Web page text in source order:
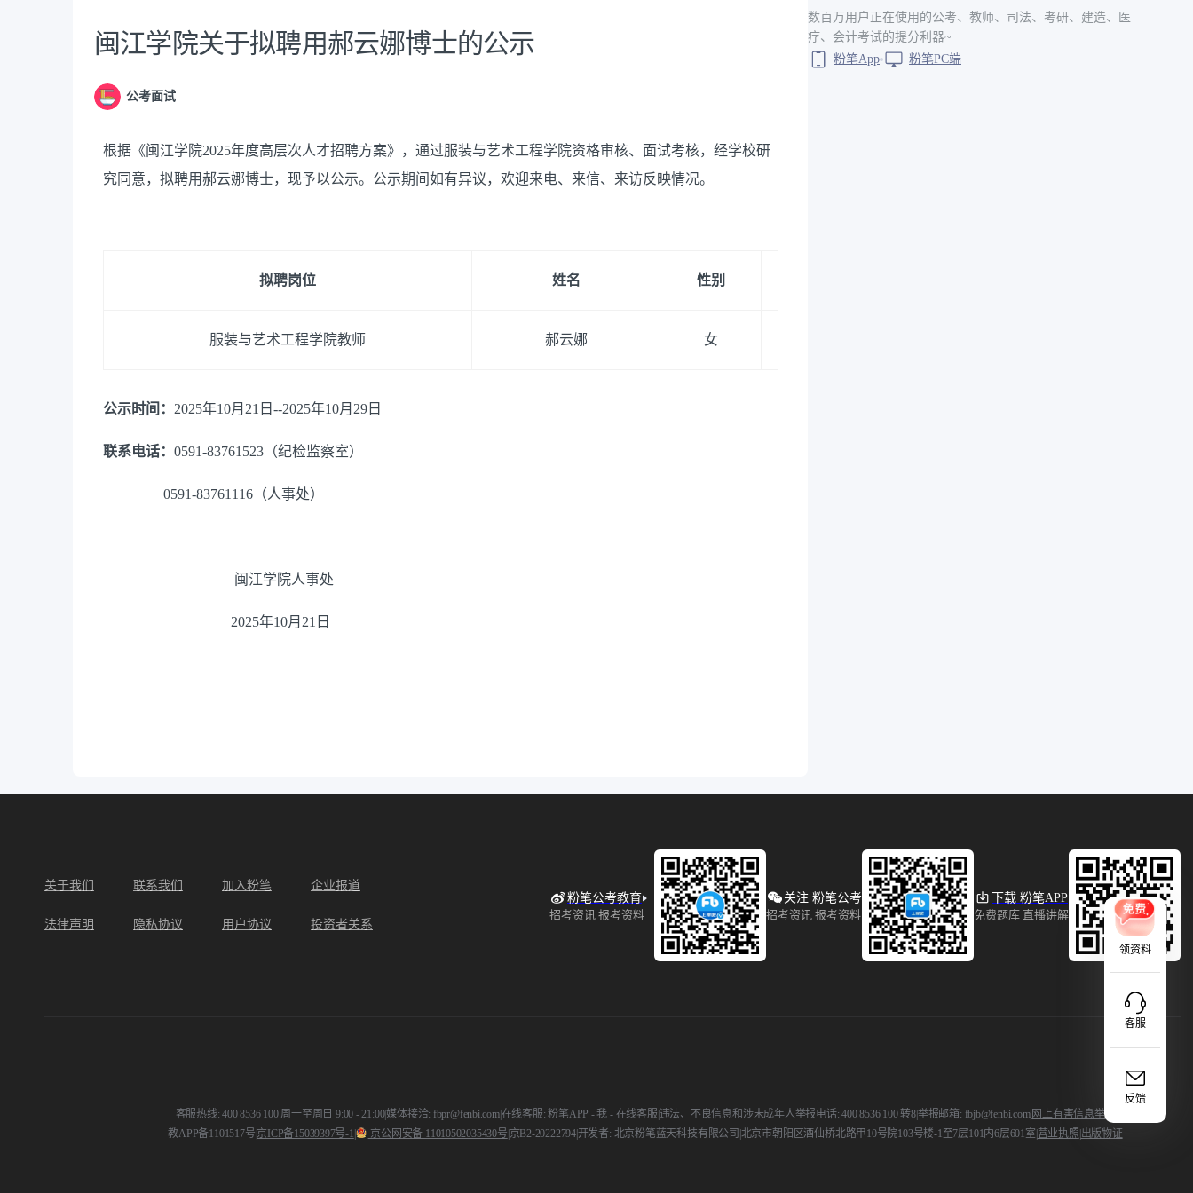
闽江学院关于拟聘用郝云娜博士的公示
公考面试
根据《闽江学院2025年度高层次人才招聘方案》，通过服装与艺术工程学院资格审核、面试考核，经学校研
究同意，拟聘用郝云娜博士，现予以公示。公示期间如有异议，欢迎来电、来信、来访反映情况。
拟聘岗位 姓名 性别
服装与艺术工程学院教师 郝云娜 女
公示时间： 2025年10月21日--2025年10月29日
联系电话： 0591-83761523（纪检监察室）
0591-83761116（人事处）
闽江学院人事处
2025年10月21日
数百万用户正在使用的公考、教师、司法、考研、建造、医
疗、会计考试的提分利器~
粉笔App
粉笔PC端
领资料
客服
反馈
关于我们 联系我们 加入粉笔 企业报道
法律声明 隐私协议 用户协议 投资者关系
粉笔公考教育
招考资讯 报考资料
关注 粉笔公考
招考资讯 报考资料
下载 粉笔APP
免费题库 直播讲解
客服热线: 400 8536 100 周一至周日 9:00 - 21:00|媒体接洽: fbpr@fenbi.com|在线客服: 粉笔APP - 我 - 在线客服 违法、不良信息和涉未成年人举报电话: 400 8536 100 转8举报邮箱: fbjb@fenbi.com| 网上有害信息举报
教APP备1101517号 京ICP备15039397号-1 京公网安备 11010502035430号 京B2-20222794|开发者: 北京粉笔蓝天科技有限公司 北京市朝阳区酒仙桥北路甲10号院103号楼-1至7层101内6层601室 营业执照 出版物证